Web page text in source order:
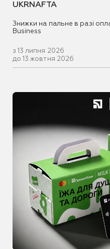
UKRNAFTA
Знижки на пальне в разі
Business
з 13 липня 2026
до 13 жовтня 2026